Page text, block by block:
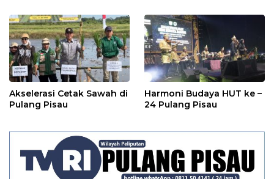
Akselerasi Cetak Sawah di
Pulang Pisau
Harmoni Budaya HUT ke –
24 Pulang Pisau